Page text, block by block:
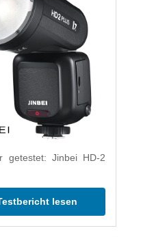
getestet: Jinbei HD-2
lesen